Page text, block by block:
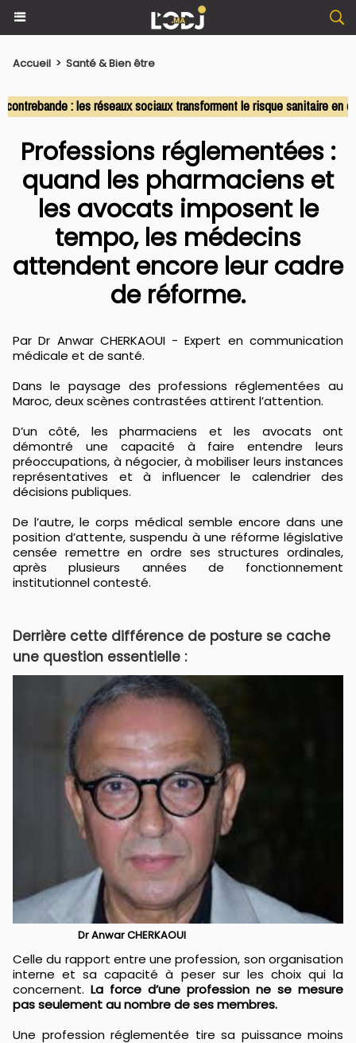
Accueil > Santé & Bien être
: les réseaux sociaux transforment le risque sanitaire en
Professions réglementées :
quand les pharmaciens et
les avocats imposent le
tempo, les médecins
attendent encore leur cadre
de réforme.
Par Dr Anwar CHERKAOUI - Expert en communication
médicale et de santé.
Dans le paysage des professions réglementées au
Maroc, deux scènes contrastées attirent l’attention.
D’un côté, les pharmaciens et les avocats ont
démontré une capacité à faire entendre leurs
préoccupations, à négocier, à mobiliser leurs instances
représentatives et à influencer le calendrier des
décisions publiques.
De l’autre, le corps médical semble encore dans une
position d’attente, suspendu à une réforme législative
censée remettre en ordre ses structures ordinales,
après plusieurs années de fonctionnement
institutionnel contesté.
Derrière cette différence de posture se cache
une question essentielle :
Dr Anwar CHERKAOUI
Celle du rapport entre une profession, son organisation
interne et sa capacité à peser sur les choix qui la
concernent. La force d’une profession ne se mesure
pas seulement au nombre de ses membres.
Une profession réglementée tire sa puissance moins